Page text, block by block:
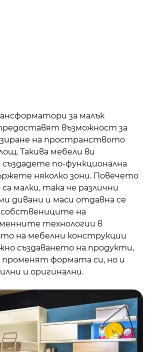
за малък
възможност за
на пространството
Такива мебели ви
създадете по-функционална
няколко зони. Повечето
малки, така че различни
дивани и маси отдавна се
на
технологии в
на мебелни конструкции
създаването на продукти,
променят формата си, но и
и оригинални.